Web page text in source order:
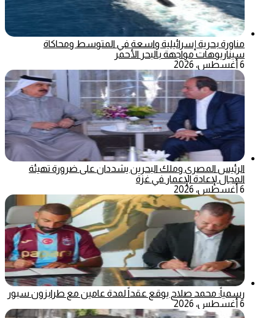
مناورة بحرية إسرائيلية واسعة في المتوسط ومحاكاة
سيناريوهات مواجهة بالبحر الأحمر
6 أغسطس، 2026
الرئيس المصري وملك البحرين يشددان على ضرورة تهيئة
المجال لإعادة الإعمار في غزة
6 أغسطس، 2026
رسمياً: محمد صلاح يوقع عقداً لمدة عامين مع طرابزون سبور
6 أغسطس، 2026